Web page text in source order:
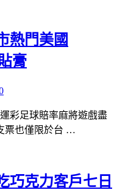
熱門美國
膏
彩足球賠率麻將遊戲盡
票也僅限於台 …
巧克力客戶七日